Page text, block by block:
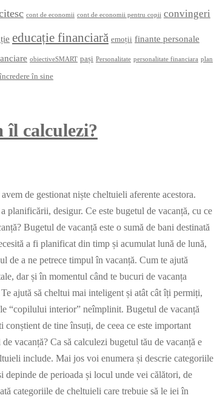
cont de economii cont de economii pentru copii convingeri
educație financiară emoții finante personale
obiectiveSMART pași Personalitate personalitate financiara plan
încredere în sine
îl calculezi?
de gestionat niște cheltuieli aferente acestora.
planificării, desigur. Ce este bugetul de vacanță, cu ce
Bugetul de vacanță este o sumă de bani destinată
a fi planificat din timp și acumulat lună de lună,
de a ne petrece timpul în vacanță. Cum te ajută
dar și în momentul când te bucuri de vacanța
ajută să cheltui mai inteligent și atât cât îți permiți,
“copilului interior” neîmplinit. Bugetul de vacanță
de tine însuți, de ceea ce este important
vacanță? Ca să calculezi bugetul tău de vacanță e
include. Mai jos voi enumera și descrie categoriile
de perioada și locul unde vei călători, de
categoriile de cheltuieli care trebuie să le iei în